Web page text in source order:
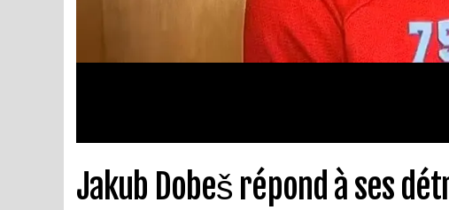
Jakub Dobeš répond à ses